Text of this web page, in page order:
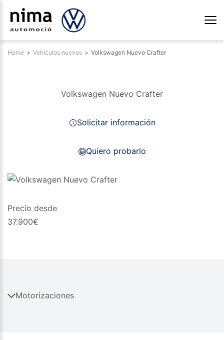
Home > Vehículos nuevos > Volkswagen Nuevo Crafter
Volkswagen Nuevo Crafter
Solicitar información
Quiero probarlo
Precio desde
37.900€
Motorizaciones